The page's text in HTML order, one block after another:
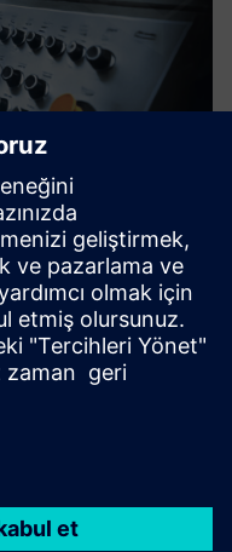
prosedürlerini
ve müşterilere
3D olarak
çözümü.